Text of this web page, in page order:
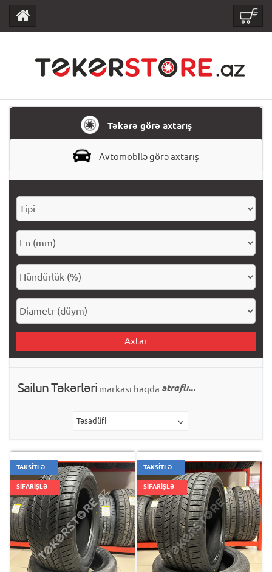
Təkərə görə axtarış
Avtomobilə görə axtarış
Axtar
Sailun Təkərləri markası haqda ətraflı...
Təsadüfi
TAKSİTLƏ
SİFARİŞLƏ
TAKSİTLƏ
SİFARİŞLƏ